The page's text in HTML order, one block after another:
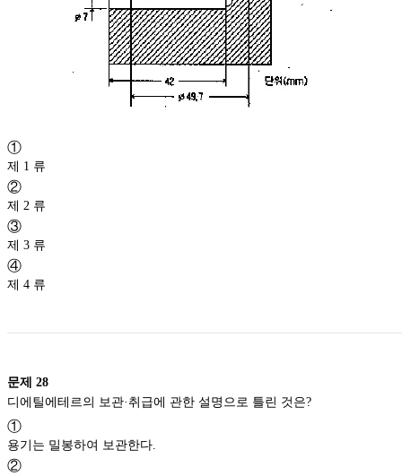
①
제 1 류
②
제 2 류
③
제 3 류
④
제 4 류
문제 28
①
용기는 밀봉하여 보관한다.
②